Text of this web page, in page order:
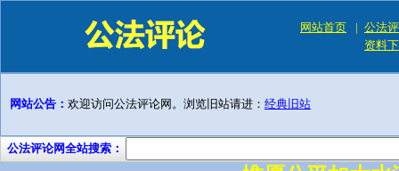
网站首页 | 公法
资料
网站公告： 欢迎访问公法评论网。浏览旧站请进： 经典旧站
公法评论网全站搜索：